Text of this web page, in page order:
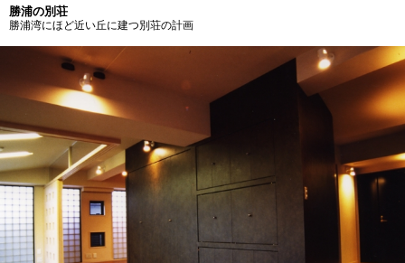
勝浦の別荘
勝浦湾にほど近い丘に建つ別荘の計画